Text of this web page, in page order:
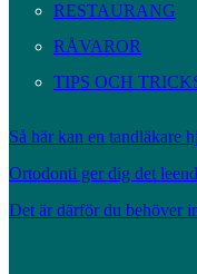
RESTAURANG
RÅVAROR
TIPS OCH
Så här kan en tandläkare
Ortodonti ger dig det
Det är därför du behöver